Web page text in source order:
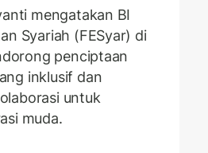
mengatakan BI
Syariah (FESyar) di
penciptaan
inklusif dan
untuk
muda.